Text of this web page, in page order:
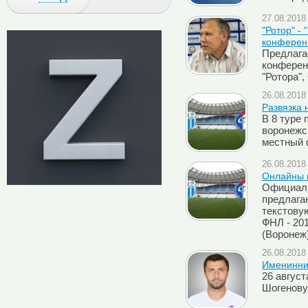
"Ротор" -
"Ротора",
Развязка
В 8 туре
местный
Онлайны
ФНЛ -
26